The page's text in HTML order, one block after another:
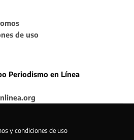
de uso
Periodismo en Línea
y condiciones de uso